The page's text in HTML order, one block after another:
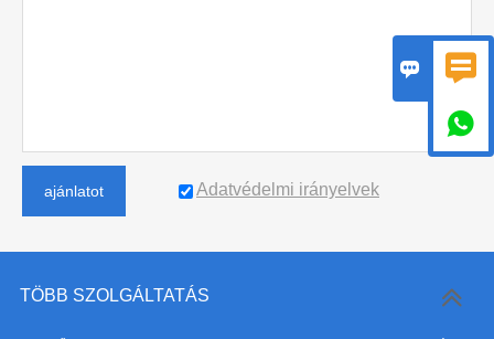
ajánlatot Adatvédelmi irányelvek
TÖBB SZOLGÁLTATÁS
 
